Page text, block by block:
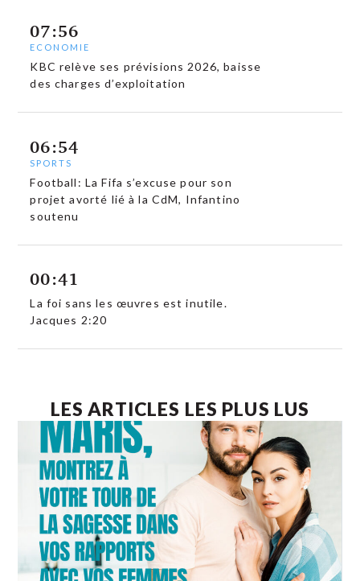
07:56
ECONOMIE
KBC relève ses prévisions 2026, baisse
des charges d’exploitation
06:54
SPORTS
Football: La Fifa s’excuse pour son
projet avorté lié à la CdM, Infantino
soutenu
00:41
La foi sans les œuvres est inutile.
Jacques 2:20
LES ARTICLES LES PLUS LUS